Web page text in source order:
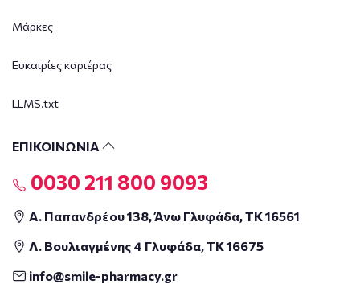
Μάρκες
Ευκαιρίες καριέρας
LLMS.txt
ΕΠΙΚΟΙΝΩΝΙΑ
0030 211 800 9093
Α. Παπανδρέου 138, Άνω Γλυφάδα, ΤΚ 16561
Λ. Βουλιαγμένης 4 Γλυφάδα, ΤΚ 16675
info@smile-pharmacy.gr